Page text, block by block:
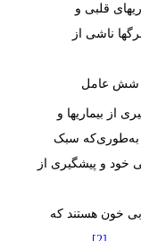
قلبی و
از کل مرگها ناشی از
جنسیت، وراثت و سن، شش عامل
از بیماریها و
به‌طوری‌که سبک
خود و پیشگیری از
خون هستند که